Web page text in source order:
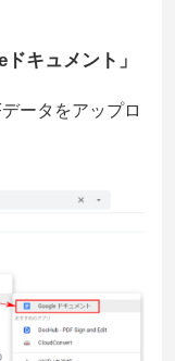
キュメント」
ータをアップロ